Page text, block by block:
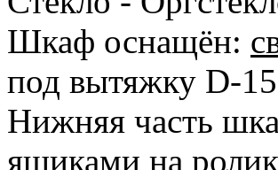
Шкаф оснащён:
под вытяжку D-
Нижняя часть
ящиками на